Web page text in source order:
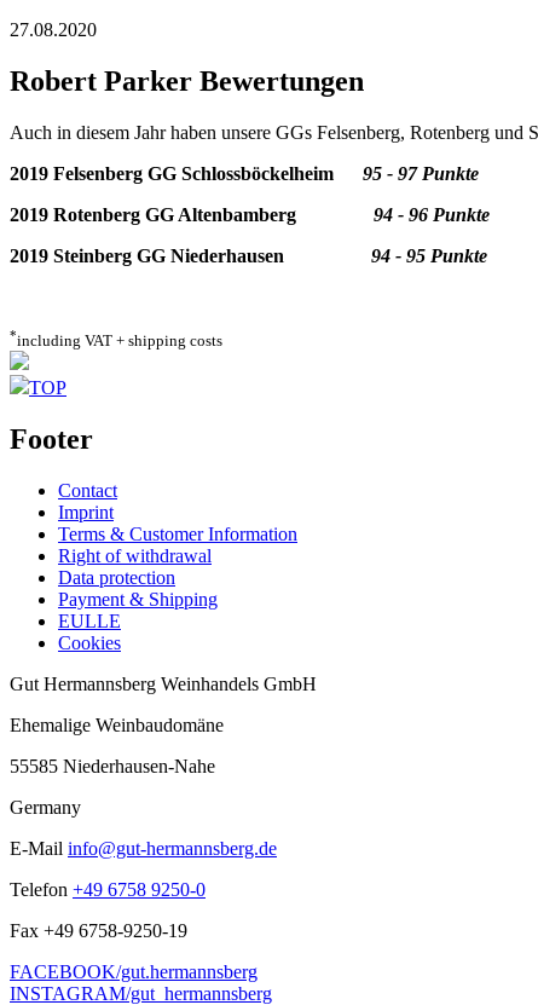
27.08.2020
Robert Parker Bewertungen
Auch in diesem Jahr haben unsere GGs Felsenberg, Rotenberg
2019 Felsenberg GG Schlossböckelheim 95 - 97 Punkte
2019 Rotenberg GG Altenbamberg 94 - 96 Punkte
2019 Steinberg GG Niederhausen 94 - 95 Punkte
*including VAT + shipping costs
TOP
Footer
Contact
Imprint
Terms & Customer Information
Right of withdrawal
Data protection
Payment & Shipping
EULLE
Cookies
Gut Hermannsberg Weinhandels GmbH
Ehemalige Weinbaudomäne
55585 Niederhausen-Nahe
Germany
E-Mail info@gut-hermannsberg.de
Telefon +49 6758 9250-0
Fax +49 6758-9250-19
FACEBOOK/gut.hermannsberg
INSTAGRAM/gut_hermannsberg